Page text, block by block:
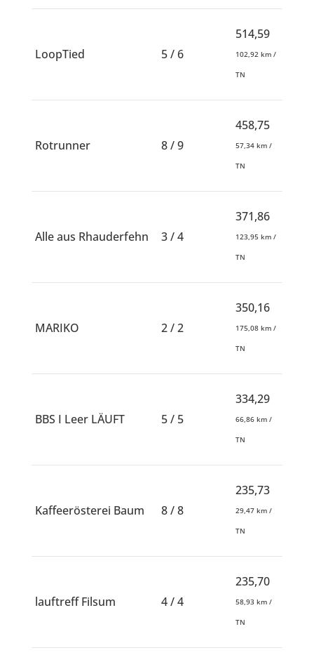
LoopTied 5 / 6
514,59
102,92 km /
TN
Rotrunner 8 / 9
458,75
57,34 km /
TN
Alle aus Rhauderfehn 3 / 4
371,86
123,95 km /
TN
MARIKO 2 / 2
350,16
175,08 km /
TN
BBS I Leer LÄUFT 5 / 5
334,29
66,86 km /
TN
Kaffeerösterei Baum 8 / 8
235,73
29,47 km /
TN
lauftreff Filsum 4 / 4
235,70
58,93 km /
TN